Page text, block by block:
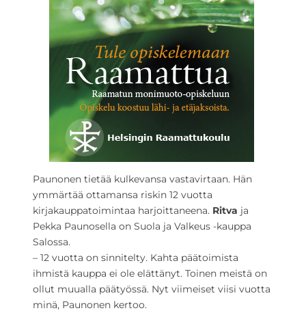
Paunonen tietää kulkevansa vastavirtaan. Hän
ymmärtää ottamansa riskin 12 vuotta
kirjakauppatoimintaa harjoittaneena. Ritva ja
Pekka Paunosella on Suola ja Valkeus -kauppa
Salossa.
– 12 vuotta on sinnitelty. Kahta päätoimista
ihmistä kauppa ei ole elättänyt. Toinen meistä on
ollut muualla päätyössä. Nyt viimeiset viisi vuotta
minä, Paunonen kertoo.